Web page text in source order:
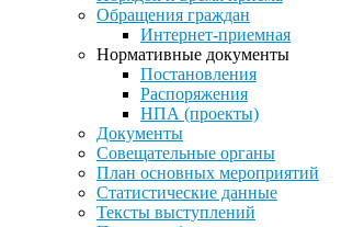
Обращения граждан
Интернет-приемная
Нормативные документы
Постановления
Распоряжения
НПА (проекты)
Документы
Совещательные органы
План основных мероприятий
Статистические данные
Тексты выступлений